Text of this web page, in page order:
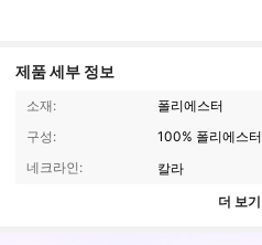
제품 세부 정보
소재:
폴리에스터
구성:
100% 폴리에스터
네크라인:
칼라
더 보기